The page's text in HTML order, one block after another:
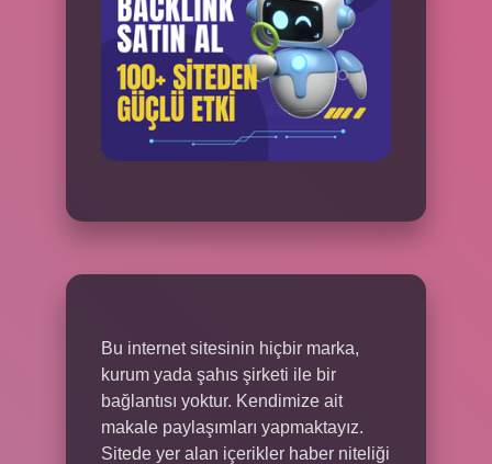
Bu internet sitesinin hiçbir marka,
kurum yada şahıs şirketi ile bir
bağlantısı yoktur. Kendimize ait
makale paylaşımları yapmaktayız.
Sitede yer alan içerikler haber niteliği